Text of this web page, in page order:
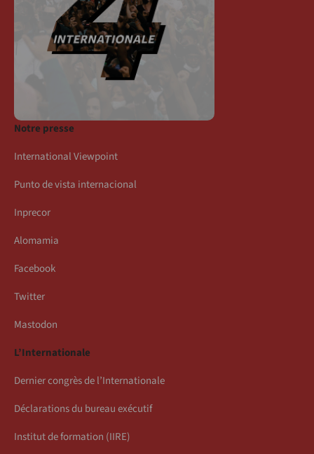
Notre presse
International Viewpoint
Punto de vista internacional
Inprecor
Alomamia
Facebook
Twitter
Mastodon
L’Internationale
Dernier congrès de l’Internationale
Déclarations du bureau exécutif
Institut de formation (IIRE)